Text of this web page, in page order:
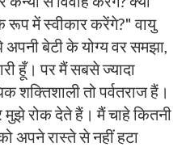
रूप में स्वीकार करेंगे?" वायु
बेटी के योग्य वर समझा,
हूँ। पर मैं सबसे ज्यादा
शक्तिशाली तो पर्वतराज हैं।
मुझे रोक देते हैं। मैं चाहे कितनी
अपने रास्ते से नहीं हटा